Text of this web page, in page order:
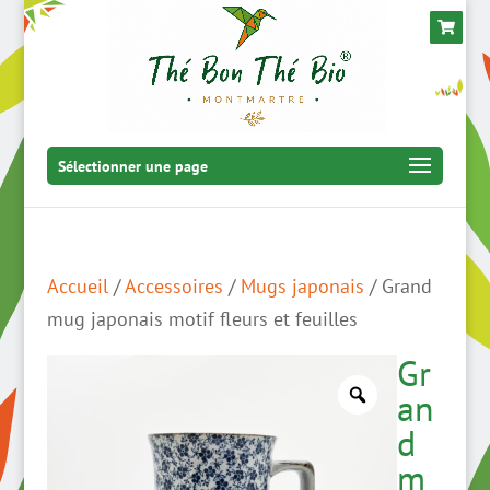
Sélectionner une page
Accueil/Accessoires / Mugs japonais / Grand
mug japonais motif fleurs et feuilles
Gr
an
d
m